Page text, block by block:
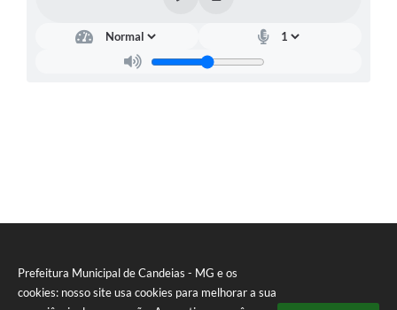
Prefeitura Municipal de Candeias - MG e os
cookies: nosso site usa cookies para melhorar a sua